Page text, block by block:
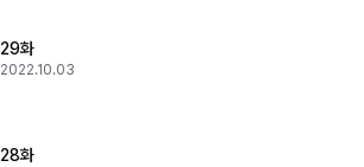
29화
2022.10.03
28화